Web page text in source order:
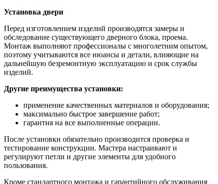
Установка двери
Перед изготовлением изделий производятся замеры и
обследование существующего дверного блока, проема.
Монтаж выполняют профессионалы с многолетним опытом,
поэтому учитываются все нюансы и детали, влияющие на
дальнейшую безремонтную эксплуатацию и срок службы
изделий.
Другие преимущества установки:
применение качественных материалов и оборудования;
максимально быстрое завершение работ;
гарантия на все выполненные операции.
После установки обязательно производится проверка и
тестирование конструкции. Мастера настраивают и
регулируют петли и другие элементы для удобного
пользования.
Кроме стандартного монтажа и гарантийного обслуживания